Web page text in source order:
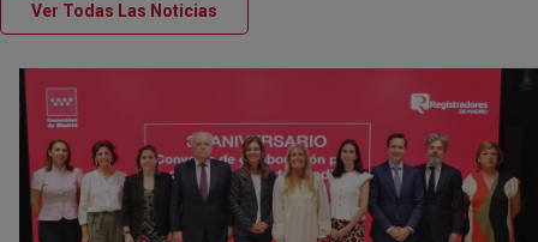
Ver Todas Las Noticias